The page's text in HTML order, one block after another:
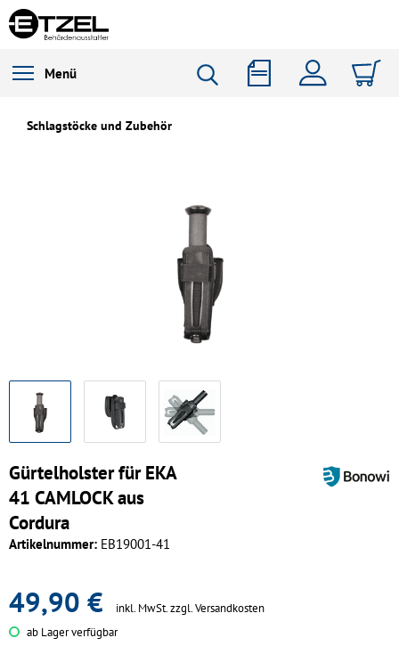
Menü
Schlagstöcke und Zubehör
Gürtelholster für EKA
41 CAMLOCK aus
Cordura
Artikelnummer: EB19001-41
49,90 € inkl. MwSt.zzgl. Versandkosten
ab Lager verfügbar